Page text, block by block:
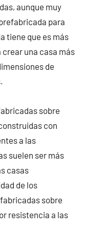
aunque muy
para
tiene que es más
una casa más
de
sobre
con
a las
suelen ser más
casas
de los
sobre
resistencia a las